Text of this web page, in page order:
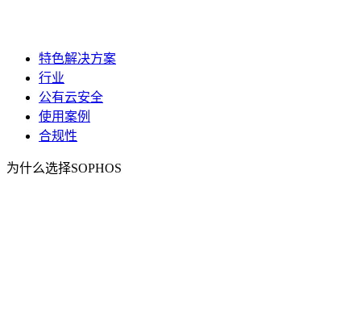
特色解决方案
行业
公有云安全
使用案例
合规性
为什么选择SOPHOS